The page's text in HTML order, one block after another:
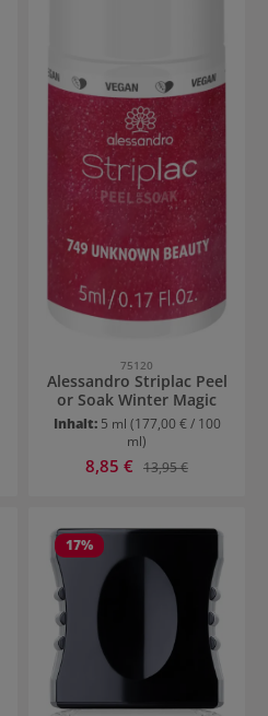
75120
Alessandro Striplac Peel
or Soak Winter Magic
Inhalt: 5 ml (177,00 € / 100
ml)
Verkaufspreis:
8,85 € Regulärer Preis:
13,95 €
17%